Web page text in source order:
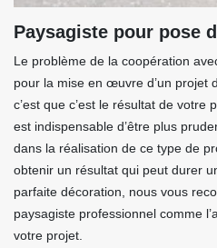
Paysagiste pour pose
Le problème de la coopération
pour la mise en œuvre d’un projet
c’est que c’est le résultat de votre
est indispensable d’être plus
dans la réalisation de ce type de
obtenir un résultat qui peut durer
parfaite décoration, nous vous
paysagiste professionnel comme
votre projet.